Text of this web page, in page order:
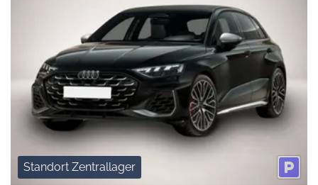
Standort Zentrallager